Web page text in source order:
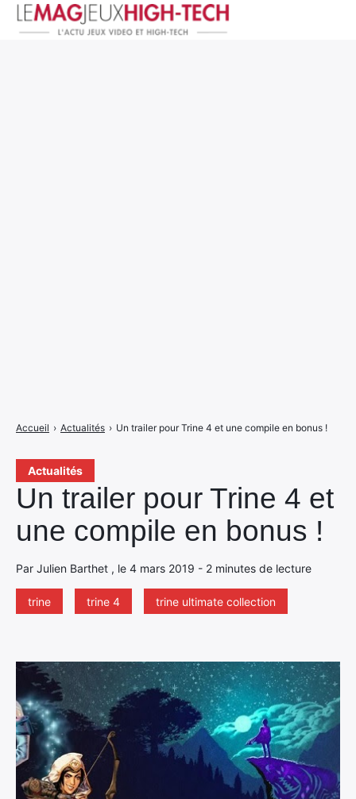
Actualités
Un trailer pour Trine 4 et
une compile en bonus !
Par Julien Barthet , le 4 mars 2019 - 2 minutes de lecture
trine trine 4 trine ultimate collection
Accueil › Actualités › Un trailer pour Trine 4 et une compile en bonus !